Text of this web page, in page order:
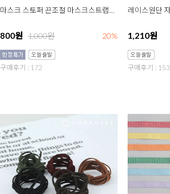
마스크 스토퍼 끈조절 마스크스트랩만들기재료 4종
800원 1,000원 20%
구매후기 : 172
1,210원
구매후기 : 153